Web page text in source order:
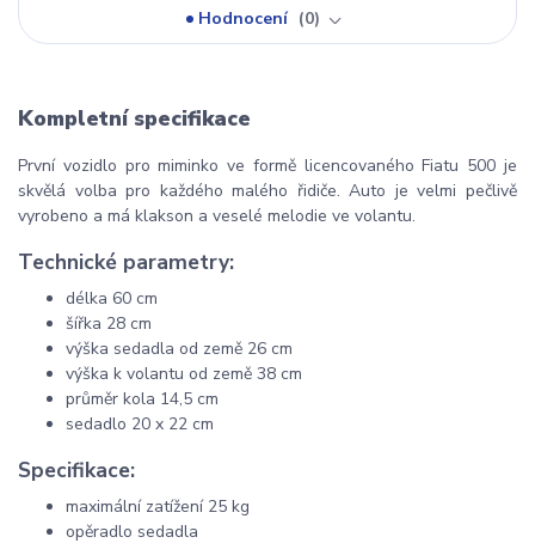
Hodnocení
0
Kompletní specifikace
První vozidlo pro miminko ve formě licencovaného Fiatu 500 je
skvělá volba pro každého malého řidiče. Auto je velmi pečlivě
vyrobeno a má klakson a veselé melodie ve volantu.
Technické parametry:
délka 60 cm
šířka 28 cm
výška sedadla od země 26 cm
výška k volantu od země 38 cm
průměr kola 14,5 cm
sedadlo 20 x 22 cm
Specifikace:
maximální zatížení 25 kg
opěradlo sedadla